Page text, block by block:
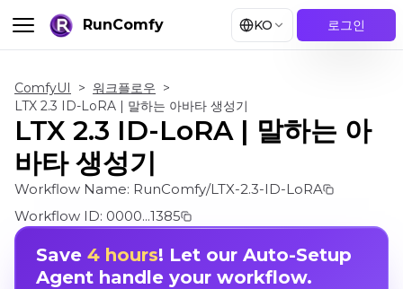
RunComfy KO 로그인
ComfyUI > 워크플로우 >
LTX 2.3 ID-LoRA | 말하는 아바타 생성기
LTX 2.3 ID-LoRA | 말하는 아
바타 생성기
Workflow Name: RunComfy/LTX-2.3-ID-LoRA
Workflow ID: 0000...1385
Save 4 hours! Let our Auto-Setup
Agent handle your workflow.